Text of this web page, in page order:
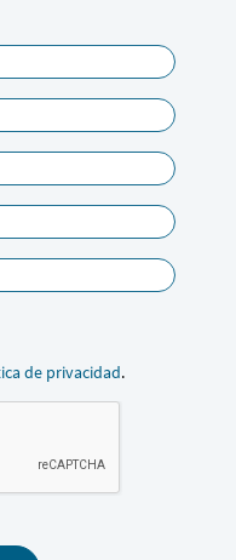
de privacidad.